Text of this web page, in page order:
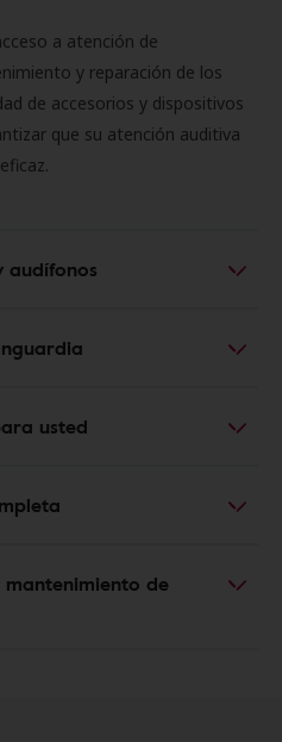
a atención de
y reparación de los
de accesorios y dispositivos
que su atención auditiva
audífonos
usted
de